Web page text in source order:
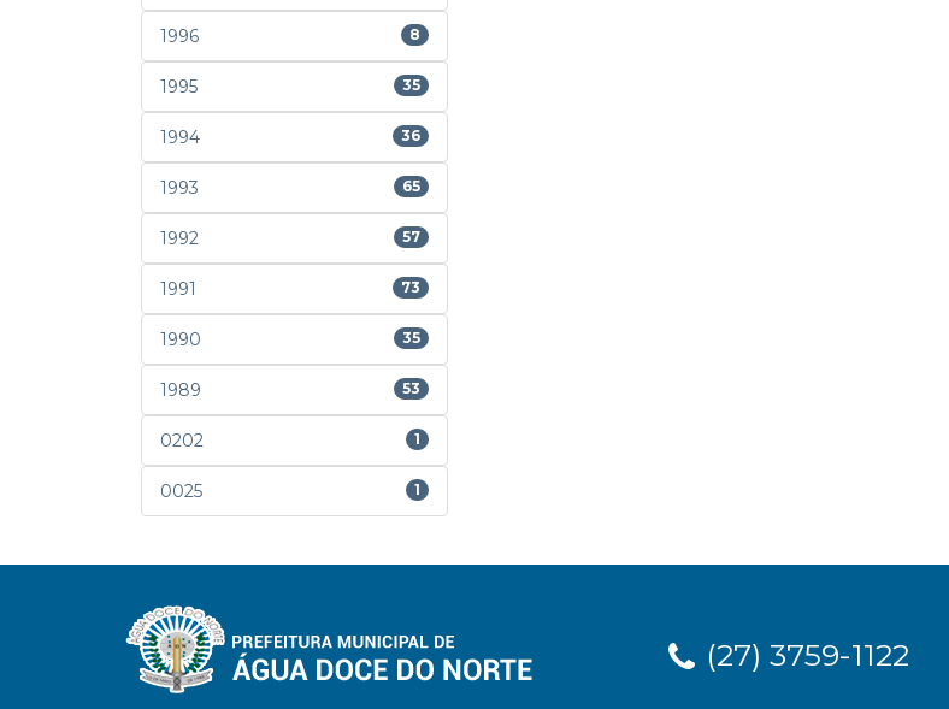
1996 8
1995 35
1994 36
1993 65
1992 57
1991 73
1990 35
1989 53
0202 1
0025 1
(27) 3759-1122